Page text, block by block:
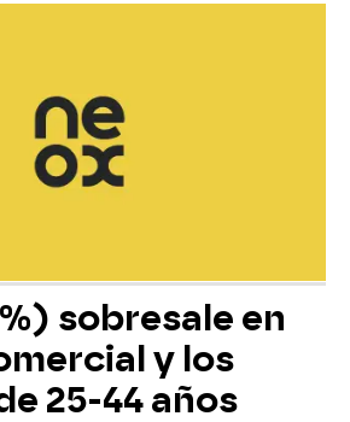
sobresale en
y los
25-44 años